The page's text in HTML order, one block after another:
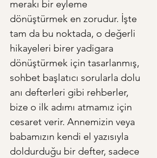
merakı bir eyleme
dönüştürmek en zorudur. İşte
tam da bu noktada, o değerli
hikayeleri birer yadigara
dönüştürmek için tasarlanmış,
sohbet başlatıcı sorularla dolu
anı defterleri gibi rehberler,
bize o ilk adımı atmamız için
cesaret verir. Annemizin veya
babamızın kendi el yazısıyla
doldurduğu bir defter, sadece